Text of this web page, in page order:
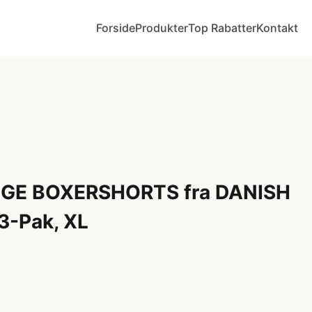
ForsideProdukterTop RabatterKontakt
BOXERSHORTS fra DANISH
Pak, XL